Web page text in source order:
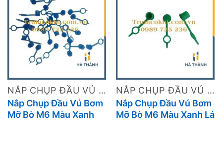
NẮP CHỤP ĐẦU VÚ MỠ
Nắp Chụp Đầu Vú Bơm
Mỡ Bò M6 Màu Xanh
NẮP CHỤP ĐẦU VÚ MỠ
Nắp Chụp Đầu Vú Bơm
Mỡ Bò M6 Màu Xanh Lá